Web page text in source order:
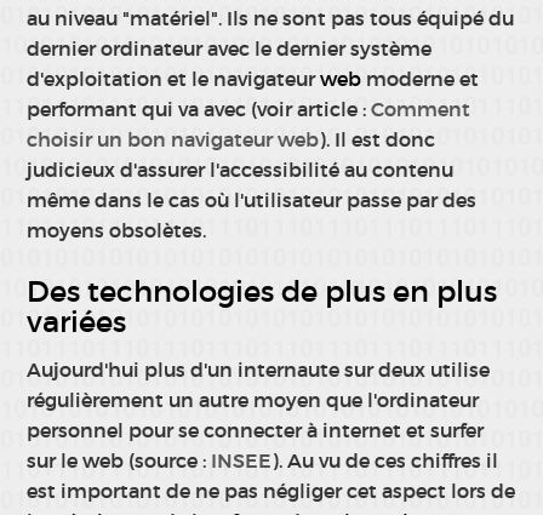
au niveau "matériel". Ils ne sont pas tous équipé du
dernier ordinateur avec le dernier système
d'exploitation et le navigateurweb moderne et
performant qui va avec (voir article :Comment
choisir un bon navigateur web). Il est donc
judicieux d'assurer l'accessibilité au contenu
même dans le cas où l'utilisateur passe par des
moyens obsolètes.
Des technologies de plus en plus
variées
Aujourd'hui plus d'un internaute sur deux utilise
régulièrement un autre moyen que l'ordinateur
personnel pour se connecter à internet et surfer
sur le web (source : INSEE). Au vu de ces chiffres il
est important de ne pas négliger cet aspect lors de